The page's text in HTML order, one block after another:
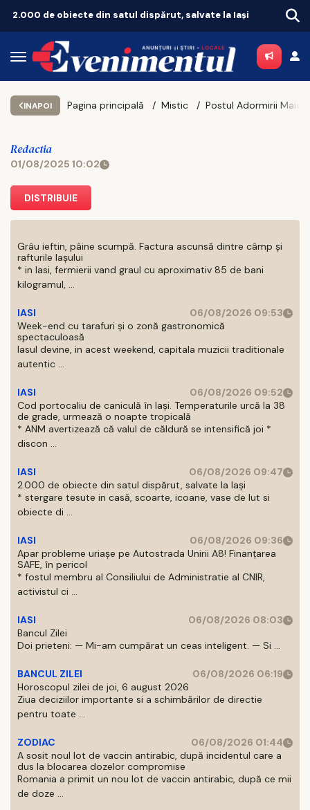
2.000 de obiecte din satul dispărut, salvate la Iași
INAPOI Pagina principală Mistic
Redactia
01/08/2025 10:02
DISTRIBUIE
Grâu ieftin, pâine scumpă. Factura ascunsă dintre câmp și
rafturile Iașului
* in Iasi, fermierii vand graul cu aproximativ 85 de bani
kilogramul, ...
IASI
06/08/2026 09:53
Week-end cu tarafuri și o zonă gastronomică
spectaculoasă
Iasul devine, in acest weekend, capitala muzicii traditionale
autentic ...
IASI
06/08/2026 09:52
Cod portocaliu de caniculă în Iași. Temperaturile urcă la 38
de grade, urmează o noapte tropicală
* ANM avertizează că valul de căldură se intensifică joi *
discon ...
IASI
06/08/2026 09:47
2.000 de obiecte din satul dispărut, salvate la Iași
* stergare tesute in casă, scoarte, icoane, vase de lut si
obiecte di ...
IASI
06/08/2026 09:36
Apar probleme uriașe pe Autostrada Unirii A8! Finanțarea
SAFE, în pericol
* fostul membru al Consiliului de Administratie al CNIR,
activistul ci ...
IASI
06/08/2026 08:03
Bancul Zilei
Doi prieteni: — Mi-am cumpărat un ceas inteligent. — Si ...
BANCUL ZILEI
06/08/2026 06:19
Horoscopul zilei de joi, 6 august 2026
Ziua deciziilor importante si a schimbărilor de directie
pentru toate ...
ZODIAC
06/08/2026 01:44
A sosit noul lot de vaccin antirabic, după incidentul care a
dus la blocarea dozelor compromise
Romania a primit un nou lot de vaccin antirabic, după ce mii
de doze ...